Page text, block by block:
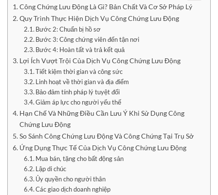
Công Chứng Lưu Động Là Gì? Bản Chất Và Cơ Sở Pháp Lý
Quy Trình Thực Hiện Dịch Vụ Công Chứng Lưu Động
Bước 2: Chuẩn bị hồ sơ
Bước 3: Công chứng viên đến tận nơi
Bước 4: Hoàn tất và trả kết quả
Lợi Ích Vượt Trội Của Dịch Vụ Công Chứng Lưu Động
Tiết kiệm thời gian và công sức
Linh hoạt về thời gian và địa điểm
Bảo đảm tính pháp lý tuyệt đối
Giảm áp lực cho người yếu thế
Hạn Chế Và Những Điều Cần Lưu Ý Khi Sử Dụng Công
Chứng Lưu Động
So Sánh Công Chứng Lưu Động Và Công Chứng Tại Trụ Sở
Ứng Dụng Thực Tế Của Dịch Vụ Công Chứng Lưu Động
Mua bán, tặng cho bất động sản
Lập di chúc
Ủy quyền cho người thân
Các giao dịch doanh nghiệp